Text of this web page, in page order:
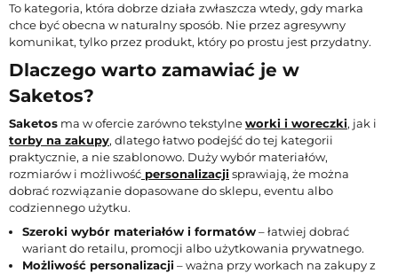
To kategoria, która dobrze działa zwłaszcza wtedy, gdy marka
chce być obecna w naturalny sposób. Nie przez agresywny
komunikat, tylko przez produkt, który po prostu jest przydatny.
Dlaczego warto zamawiać je w
Saketos?
Saketos ma w ofercie zarówno tekstylneworki i woreczki, jak i
torby na zakupy, dlatego łatwo podejść do tej kategorii
praktycznie, a nie szablonowo. Duży wybór materiałów,
rozmiarów i możliwość personalizacjisprawiają, że można
dobrać rozwiązanie dopasowane do sklepu, eventu albo
codziennego użytku.
Szeroki wybór materiałów i formatów– łatwiej dobrać
wariant do retailu, promocji albo użytkowania prywatnego.
Możliwość personalizacji– ważna przy workach na zakupy z